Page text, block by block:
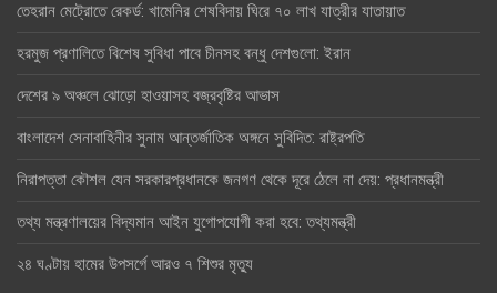
তেহরান মেট্রোতে রেকর্ড: খামেনির শেষবিদায় ঘিরে ৭০ লাখ যাত্রীর যাতায়াত
হরমুজ প্রণালিতে বিশেষ সুবিধা পাবে চীনসহ বন্ধু দেশগুলো: ইরান
দেশের ৯ অঞ্চলে ঝোড়ো হাওয়াসহ বজ্রবৃষ্টির আভাস
বাংলাদেশ সেনাবাহিনীর সুনাম আন্তর্জাতিক অঙ্গনে সুবিদিত: রাষ্ট্রপতি
নিরাপত্তা কৌশল যেন সরকারপ্রধানকে জনগণ থেকে দূরে ঠেলে না দেয়: প্রধানমন্ত্রী
তথ্য মন্ত্রণালয়ের বিদ্যমান আইন যুগোপযোগী করা হবে: তথ্যমন্ত্রী
২৪ ঘণ্টায় হামের উপসর্গে আরও ৭ শিশুর মৃত্যু